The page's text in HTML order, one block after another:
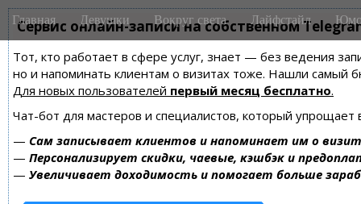
Сервис онлайн-записи на собственном
Тот, кто работает в сфере услуг, знает — без ведения
но и напоминать клиентам о визитах тоже. Нашли самый
Для новых пользователей первый месяц бесплатно.
Чат-бот для мастеров и специалистов, который упрощает
— Сам записывает клиентов и напоминает им о
— Персонализирует скидки, чаевые, кэшбэк и
— Увеличивает доходимость и помогает больше
M
a
n
m
e
n
u
i
Главная Девушки Вокруг света Лайфстайл